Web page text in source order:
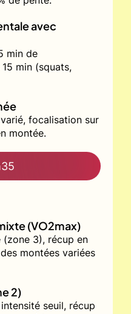
avec
min de
min (squats,
focalisation sur
montée.
(VO2max)
3), récup en
montées variées
2)
seuil, récup